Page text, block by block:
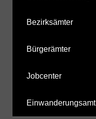
Bezirksämter
Bürgerämter
Jobcenter
Einwanderungsamt